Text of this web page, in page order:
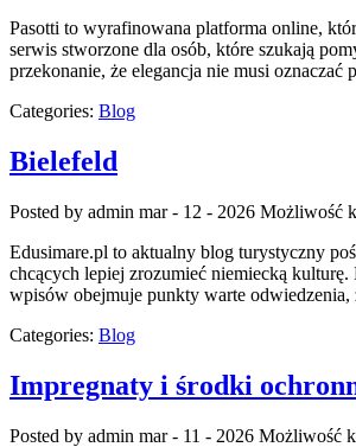
Pasotti to wyrafinowana platforma online,
serwis stworzone dla osób, które szukają
przekonanie, że elegancja nie musi
Categories: Blog
Bielefeld
Posted by admin mar - 12 - 2026 Możliwość
Edusimare.pl to aktualny blog turystyczny
chcących lepiej zrozumieć niemiecką
wpisów obejmuje punkty warte
Categories: Blog
Impregnaty i środki
Posted by admin mar - 11 - 2026 Możliwość